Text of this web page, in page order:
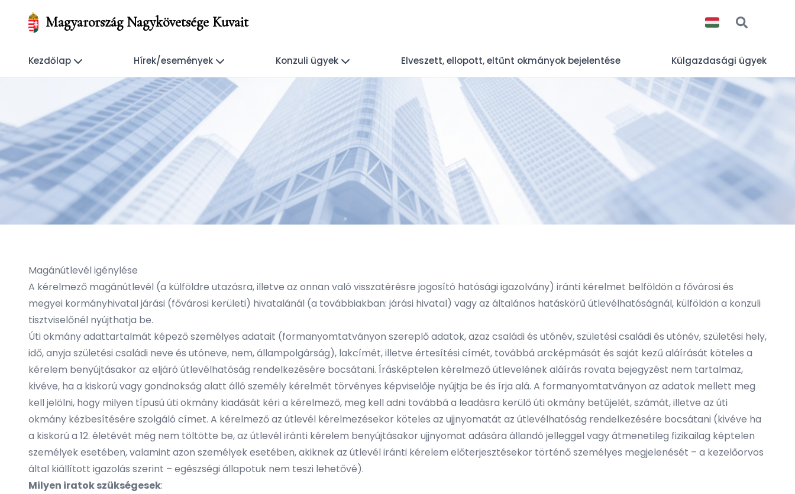
Magyarország Nagykövetsége Kuvait
Kezdőlap Hírek/események Konzuli ügyek Elveszett, ellopott, eltűnt okmányok bejelentése Külgazdasági ügyek
Magánútlevél igénylése
A kérelmező magánútlevél (a külföldre utazásra, illetve az onnan való visszatérésre jogosító hatósági igazolvány) iránti kérelmet belföldön a fővárosi és
megyei kormányhivatal járási (fővárosi kerületi) hivatalánál (a továbbiakban: járási hivatal) vagy az általános hatáskörű útlevélhatóságnál, külföldön a konzuli
tisztviselőnél nyújthatja be.
Úti okmány adattartalmát képező személyes adatait (formanyomtatványon szereplő adatok, azaz családi és utónév, születési családi és utónév, születési hely,
idő, anyja születési családi neve és utóneve, nem, állampolgárság), lakcímét, illetve értesítési címét, továbbá arcképmását és saját kezű aláírását köteles a
kérelem benyújtásakor az eljáró útlevélhatóság rendelkezésére bocsátani. Írásképtelen kérelmező útlevelének aláírás rovata bejegyzést nem tartalmaz,
kivéve, ha a kiskorú vagy gondnokság alatt álló személy kérelmét törvényes képviselője nyújtja be és írja alá. A formanyomtatványon az adatok mellett meg
kell jelölni, hogy milyen típusú úti okmány kiadását kéri a kérelmező, meg kell adni továbbá a leadásra kerülő úti okmány betűjelét, számát, illetve az úti
okmány kézbesítésére szolgáló címet. A kérelmező az útlevél kérelmezésekor köteles az ujjnyomatát az útlevélhatóság rendelkezésére bocsátani (kivéve ha
a kiskorú a 12. életévét még nem töltötte be, az útlevél iránti kérelem benyújtásakor ujjnyomat adására állandó jelleggel vagy átmenetileg fizikailag képtelen
személyek esetében, valamint azon személyek esetében, akiknek az útlevél iránti kérelem előterjesztésekor történő személyes megjelenését – a kezelőorvos
által kiállított igazolás szerint – egészségi állapotuk nem teszi lehetővé).
Milyen iratok szükségesek: